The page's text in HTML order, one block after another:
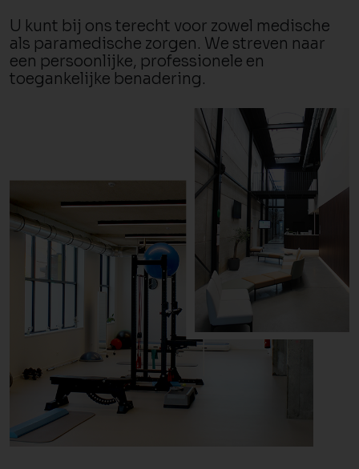
U kunt bij ons terecht voor zowel medische
als paramedische zorgen. We streven naar
een persoonlijke, professionele en
toegankelijke benadering.